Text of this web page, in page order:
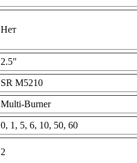
Нет
2.5"
SR M5210
Multi-Burner
0, 1, 5, 6, 10, 50, 60
2